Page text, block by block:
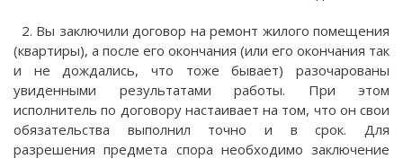
2. Вы заключили договор на ремонт жилого помещения
(квартиры), а после его окончания (или его окончания так
и не дождались, что тоже бывает) разочарованы
увиденными результатами работы. При этом
исполнитель по договору настаивает на том, что он свои
обязательства выполнил точно и в срок. Для
разрешения предмета спора необходимо заключение